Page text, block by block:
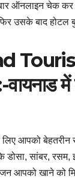
ऑनलाइन चेक कर
उसके बाद होटल
में
आपको बेहतरीन
डोसा, सांबर, रसम,
आपको खाने को